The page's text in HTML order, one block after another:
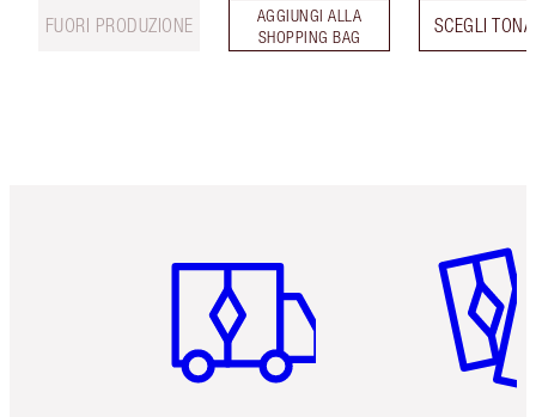
FUORI PRODUZIONE
AGGIUNGI ALLA
SHOPPING BAG
SCEGLI